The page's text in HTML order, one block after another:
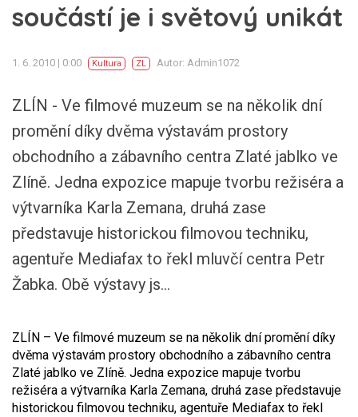
součástí je i světový unikát
1. 6. 2010 | 0:00 Kultura ZL Autor: Admin1072
ZLÍN - Ve filmové muzeum se na několik dní
promění díky dvěma výstavám prostory
obchodního a zábavního centra Zlaté jablko ve
Zlíně. Jedna expozice mapuje tvorbu režiséra a
výtvarníka Karla Zemana, druhá zase
představuje historickou filmovou techniku,
agentuře Mediafax to řekl mluvčí centra Petr
Žabka. Obě výstavy js...
ZLÍN – Ve filmové muzeum se na několik dní promění díky
dvěma výstavám prostory obchodního a zábavního centra
Zlaté jablko ve Zlíně. Jedna expozice mapuje tvorbu
režiséra a výtvarníka Karla Zemana, druhá zase představuje
historickou filmovou techniku, agentuře Mediafax to řekl